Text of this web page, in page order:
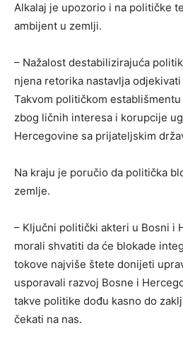
Alkalaj je upozorio i na političke
ambijent u zemlji.
– Nažalost destabilizirajuća
njena retorika nastavlja
Takvom političkom
zbog ličnih interesa i korupcije
Hercegovine sa prijateljskim
Na kraju je poručio da politička
zemlje.
– Ključni politički akteri u Bosni i
morali shvatiti da će blokade
tokove najviše štete donijeti
usporavali razvoj Bosne i
takve politike dođu kasno do
čekati na nas.